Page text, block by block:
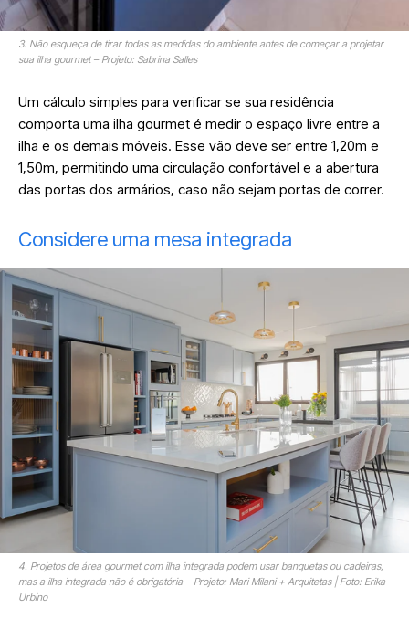
3. Não esqueça de tirar todas as medidas do ambiente antes de começar a projetar
sua ilha gourmet – Projeto: Sabrina Salles
Um cálculo simples para verificar se sua residência
comporta uma ilha gourmet é medir o espaço livre entre a
ilha e os demais móveis. Esse vão deve ser entre 1,20m e
1,50m, permitindo uma circulação confortável e a abertura
das portas dos armários, caso não sejam portas de correr.
Considere uma mesa integrada
4. Projetos de área gourmet com ilha integrada podem usar banquetas ou cadeiras,
mas a ilha integrada não é obrigatória – Projeto: Mari Milani + Arquitetas | Foto: Erika
Urbino